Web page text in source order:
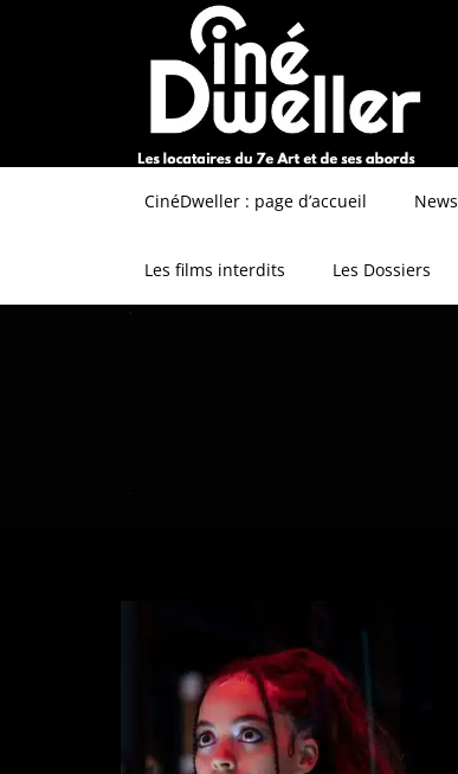
CinéDweller : page d’accueil News
Les films interdits Les Dossiers